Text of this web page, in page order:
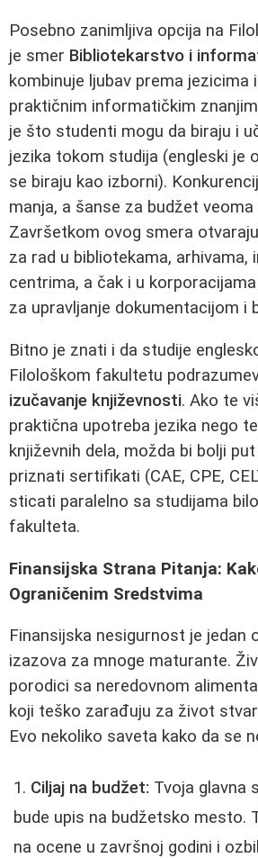
Posebno zanimljiva opcija na
je smer Bibliotekarstvo i
kombinuje ljubav prema jezicima
praktičnim informatičkim
je što studenti mogu da biraju i
jezika tokom studija (engleski je
se biraju kao izborni).
manja, a šanse za budžet veoma
Završetkom ovog smera
za rad u bibliotekama, arhivama,
centrima, a čak i u
za upravljanje dokumentacijom i
Bitno je znati i da studije
Filološkom fakultetu
izučavanje književnosti. Ako te
praktična upotreba jezika nego
književnih dela, možda bi bolji
priznati sertifikati (CAE, CPE,
sticati paralelno sa studijama
fakulteta.
Finansijska Strana Pitanja:
Ograničenim Sredstvima
Finansijska nesigurnost je jedan
izazova za mnoge maturante.
porodici sa neredovnom
koji teško zarađuju za život
Evo nekoliko saveta kako da se
Ciljaj na budžet: Tvoja glavna
bude upis na budžetsko mesto.
na ocene u završnoj godini i